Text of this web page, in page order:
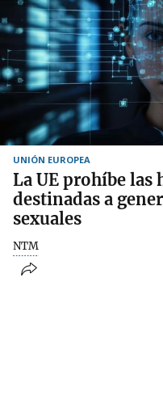
UNIÓN EUROPEA
La UE prohíbe las
destinadas a
sexuales
NTM